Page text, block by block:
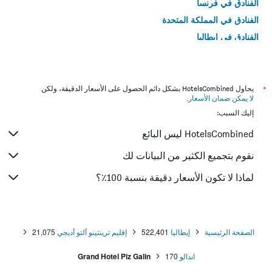
الفنادق في فرنسا
الفنادق في المملكة المتحدة
الفنادق في إيطاليا
*
يحاول HotelsCombined بشكل دائم الحصول على الأسعار الدقيقة، ولكن
لا يمكن ضمان الأسعار .
إليك السبب:
HotelsCombined ليس البائع
نقوم بتجميع الكثير من البيانات لك
لماذا لا تكون الأسعار دقيقة بنسبة 100٪؟
الصفحة الرئيسية إيطاليا 522,401 إقليم ترينتينو ألتو أديجي 21,075
اندالو 170
Grand Hotel Piz Galin